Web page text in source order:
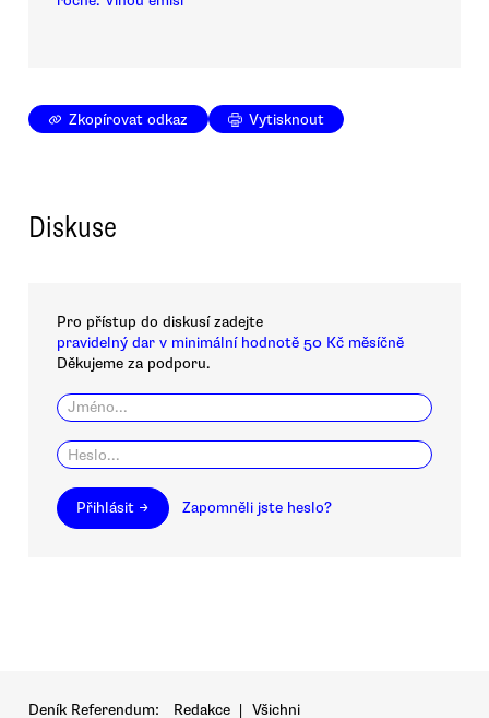
Zkopírovat odkaz Vytisknout
Diskuse
Pro přístup do diskusí zadejte
pravidelný dar v minimální hodnotě 50 Kč měsíčně
Děkujeme za podporu.
Přihlásit → Zapomněli jste heslo?
Deník Referendum: Redakce | Všichni